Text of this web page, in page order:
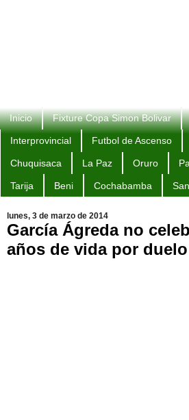
Inicio Fixture Copa Simon Bolivar
Interprovincial Futbol de Ascenso
Chuquisaca La Paz Oruro
Tarija Beni Cochabamba
lunes, 3 de marzo de 2014
García Ágreda no
años de vida por duelo